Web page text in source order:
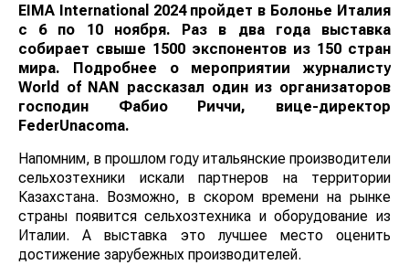
EIMA International 2024 пройдет в Болонье Италия
с 6 по 10 ноября. Раз в два года выставка
собирает свыше 1500 экспонентов из 150 стран
мира. Подробнее о мероприятии журналисту
World
of NAN
рассказал один из организаторов
господин Фабио Риччи, вице-директор
FederUnacoma.
Напомним, в прошлом году итальянские
производители сельхозтехники искали партнеров на
территории Казахстана. Возможно, в скором времени
на рынке страны появится сельхозтехника и
оборудование из Италии. А выставка это лучшее
место оценить достижение зарубежных